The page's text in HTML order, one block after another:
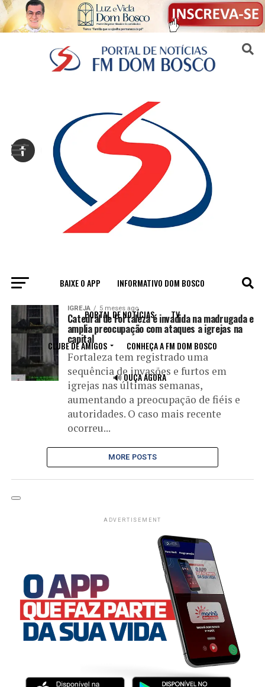
BAIXE O APP INFORMATIVO DOM BOSCO
PORTAL DE NOTÍCIAS TV
CLUBE DE AMIGOS CONHEÇA A FM DOM BOSCO
🔊 OUÇA AGORA
All posts tagged "igrejas"
IGREJA 5 meses ago
Catedral de Fortaleza é invadida na madrugada e
amplia preocupação com ataques a igrejas na
capital
Fortaleza tem registrado uma
sequência de invasões e furtos em
igrejas nas últimas semanas,
aumentando a preocupação de fiéis e
autoridades. O caso mais recente
ocorreu...
MORE POSTS
ADVERTISEMENT
Sair da versão mobile